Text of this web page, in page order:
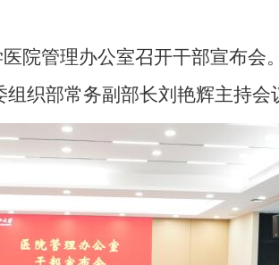
院管理办公室召开干部宣布会
织部常务副部长刘艳辉主持会